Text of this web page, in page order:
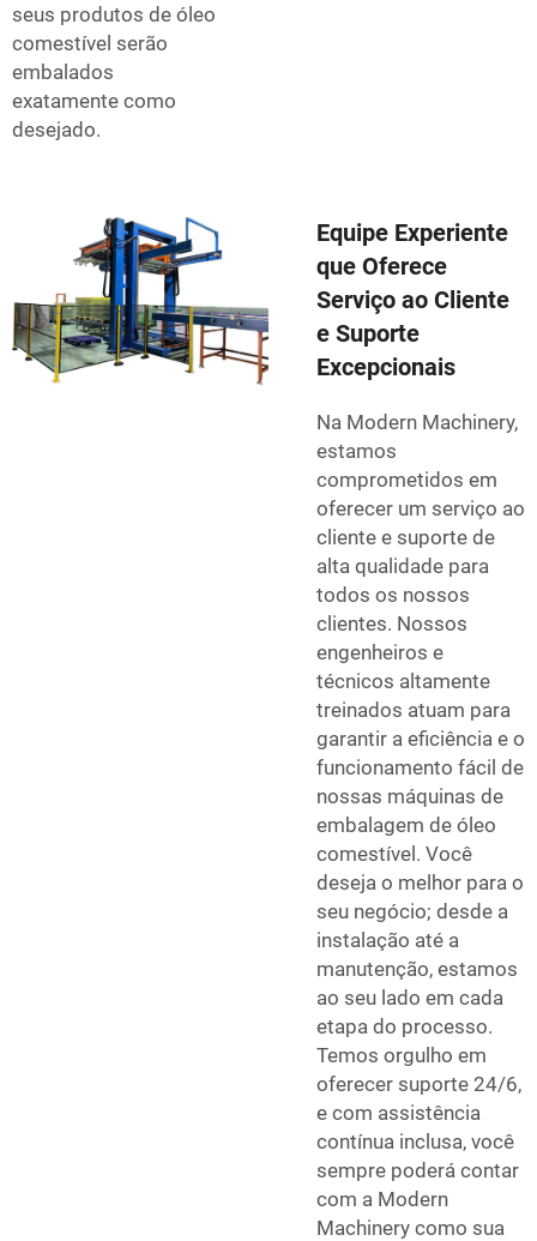
seus produtos de óleo
comestível serão
embalados
exatamente como
desejado.
Equipe Experiente
que Oferece
Serviço ao Cliente
e Suporte
Excepcionais
Na Modern Machinery,
estamos
comprometidos em
oferecer um serviço ao
cliente e suporte de
alta qualidade para
todos os nossos
clientes. Nossos
engenheiros e
técnicos altamente
treinados atuam para
garantir a eficiência e o
funcionamento fácil de
nossas máquinas de
embalagem de óleo
comestível. Você
deseja o melhor para o
seu negócio; desde a
instalação até a
manutenção, estamos
ao seu lado em cada
etapa do processo.
Temos orgulho em
oferecer suporte 24/6,
e com assistência
contínua inclusa, você
sempre poderá contar
com a Modern
Machinery como sua